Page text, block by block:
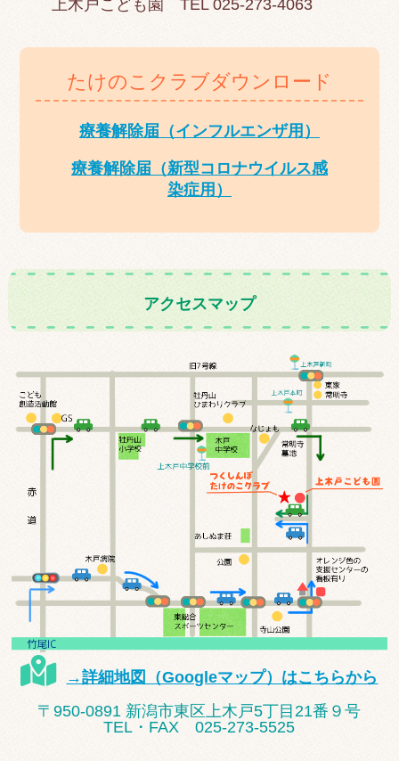
上木戸こども園 TEL 025-273-4063
たけのこクラブダウンロード
療養解除届（インフルエンザ用）
療養解除届（新型コロナウイルス感
染症用）
アクセスマップ
→詳細地図（Googleマップ）はこちらから
〒950-0891 新潟市東区上木戸5丁目21番９号
TEL・FAX 025-273-5525